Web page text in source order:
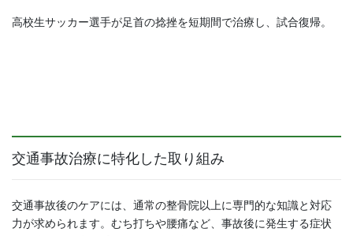
高校生サッカー選手が足首の捻挫を短期間で治療し、試合復帰。
交通事故治療に特化した取り組み
交通事故後のケアには、通常の整骨院以上に専門的な知識と対応
力が求められます。むち打ちや腰痛など、事故後に発生する症状